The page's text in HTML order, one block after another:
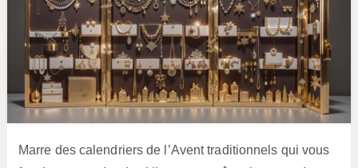
Marre des calendriers de l’Avent traditionnels qui vous